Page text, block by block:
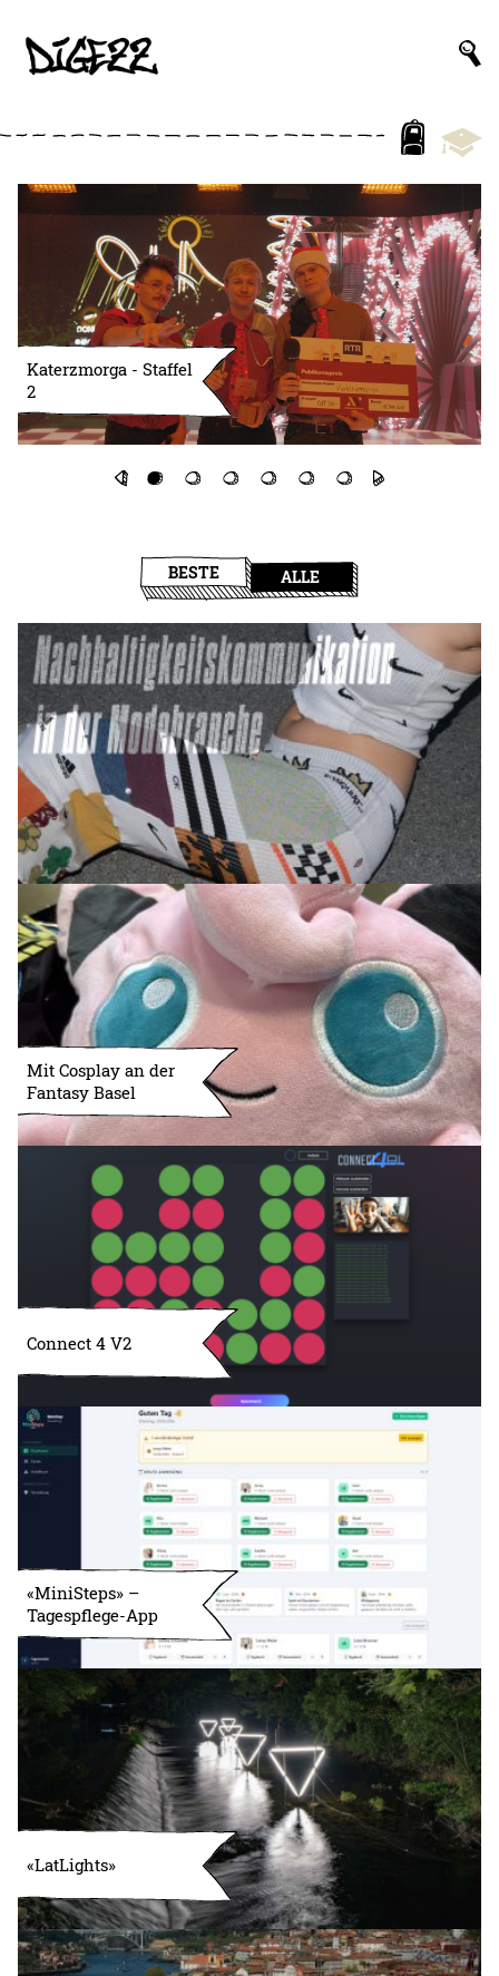
Katerzmorga - Staffel
2
BESTE ALLE
Mit Cosplay an der
Fantasy Basel
Connect 4 V2
«MiniSteps» –
Tagespflege-App
«LatLights»